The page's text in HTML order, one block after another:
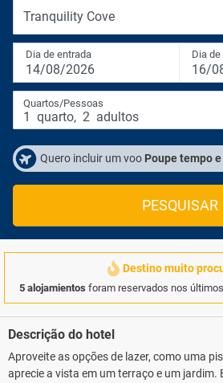
Tranquility Cove
Dia de entrada
14/08/2026
Dia
16/
Quartos/Pessoas
1 quarto, 2 adultos
Quero incluir um voo Poupe tempo
PESQUISAR
Destino muito
5 alojamientos foram reservados nos
Descrição do hotel
Aproveite as opções de lazer, como uma
aprecie a vista em um terraço e um jardim.